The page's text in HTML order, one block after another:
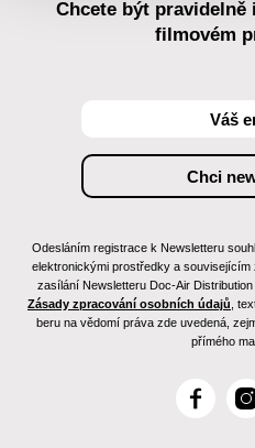
Chcete být pravidelně
filmovém
Odesláním registrace k Newsletteru
elektronickými prostředky a
zasílání Newsletteru Doc-Air
Zásady zpracování osobních údajů ,
beru na vědomí práva zde uvedená,
přímého
F
I